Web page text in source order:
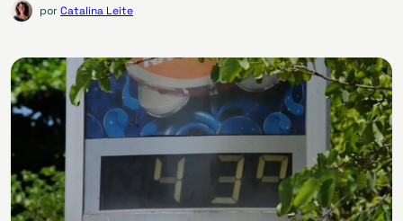
porCatalina Leite